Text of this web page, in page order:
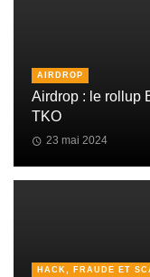
AIRDROP
Airdrop : le rollup
TKO
23 mai 2024
HACK, FRAUDE ET